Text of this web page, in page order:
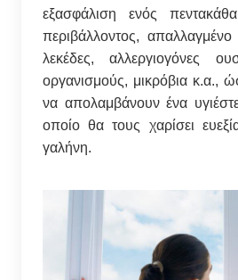
εξασφάλιση ενός
περιβάλλοντος, απαλλαγμένο
λεκέδες, αλλεργιογόνες
οργανισμούς, μικρόβια κ.α.,
να απολαμβάνουν ένα
οποίο θα τους χαρίσει
γαλήνη.